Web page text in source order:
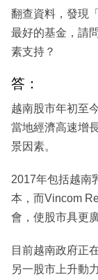
翻查資料，發現
最好的基金，請
素支持？
答：
越南股市年初至
當地經濟高速增
景因素。
2017年包括越南
本，而Vincom
會，使股市具更
目前越南政府正
另一股市上升動力